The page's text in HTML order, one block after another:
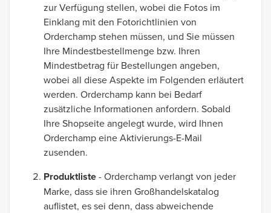
zur Verfügung stellen, wobei die Fotos im
Einklang mit den Fotorichtlinien von
Orderchamp stehen müssen, und Sie müssen
Ihre Mindestbestellmenge bzw. Ihren
Mindestbetrag für Bestellungen angeben,
wobei all diese Aspekte im Folgenden erläutert
werden. Orderchamp kann bei Bedarf
zusätzliche Informationen anfordern. Sobald
Ihre Shopseite angelegt wurde, wird Ihnen
Orderchamp eine Aktivierungs-E-Mail
zusenden.
Produktliste- Orderchamp verlangt von jeder
Marke, dass sie ihren Großhandelskatalog
auflistet, es sei denn, dass abweichende